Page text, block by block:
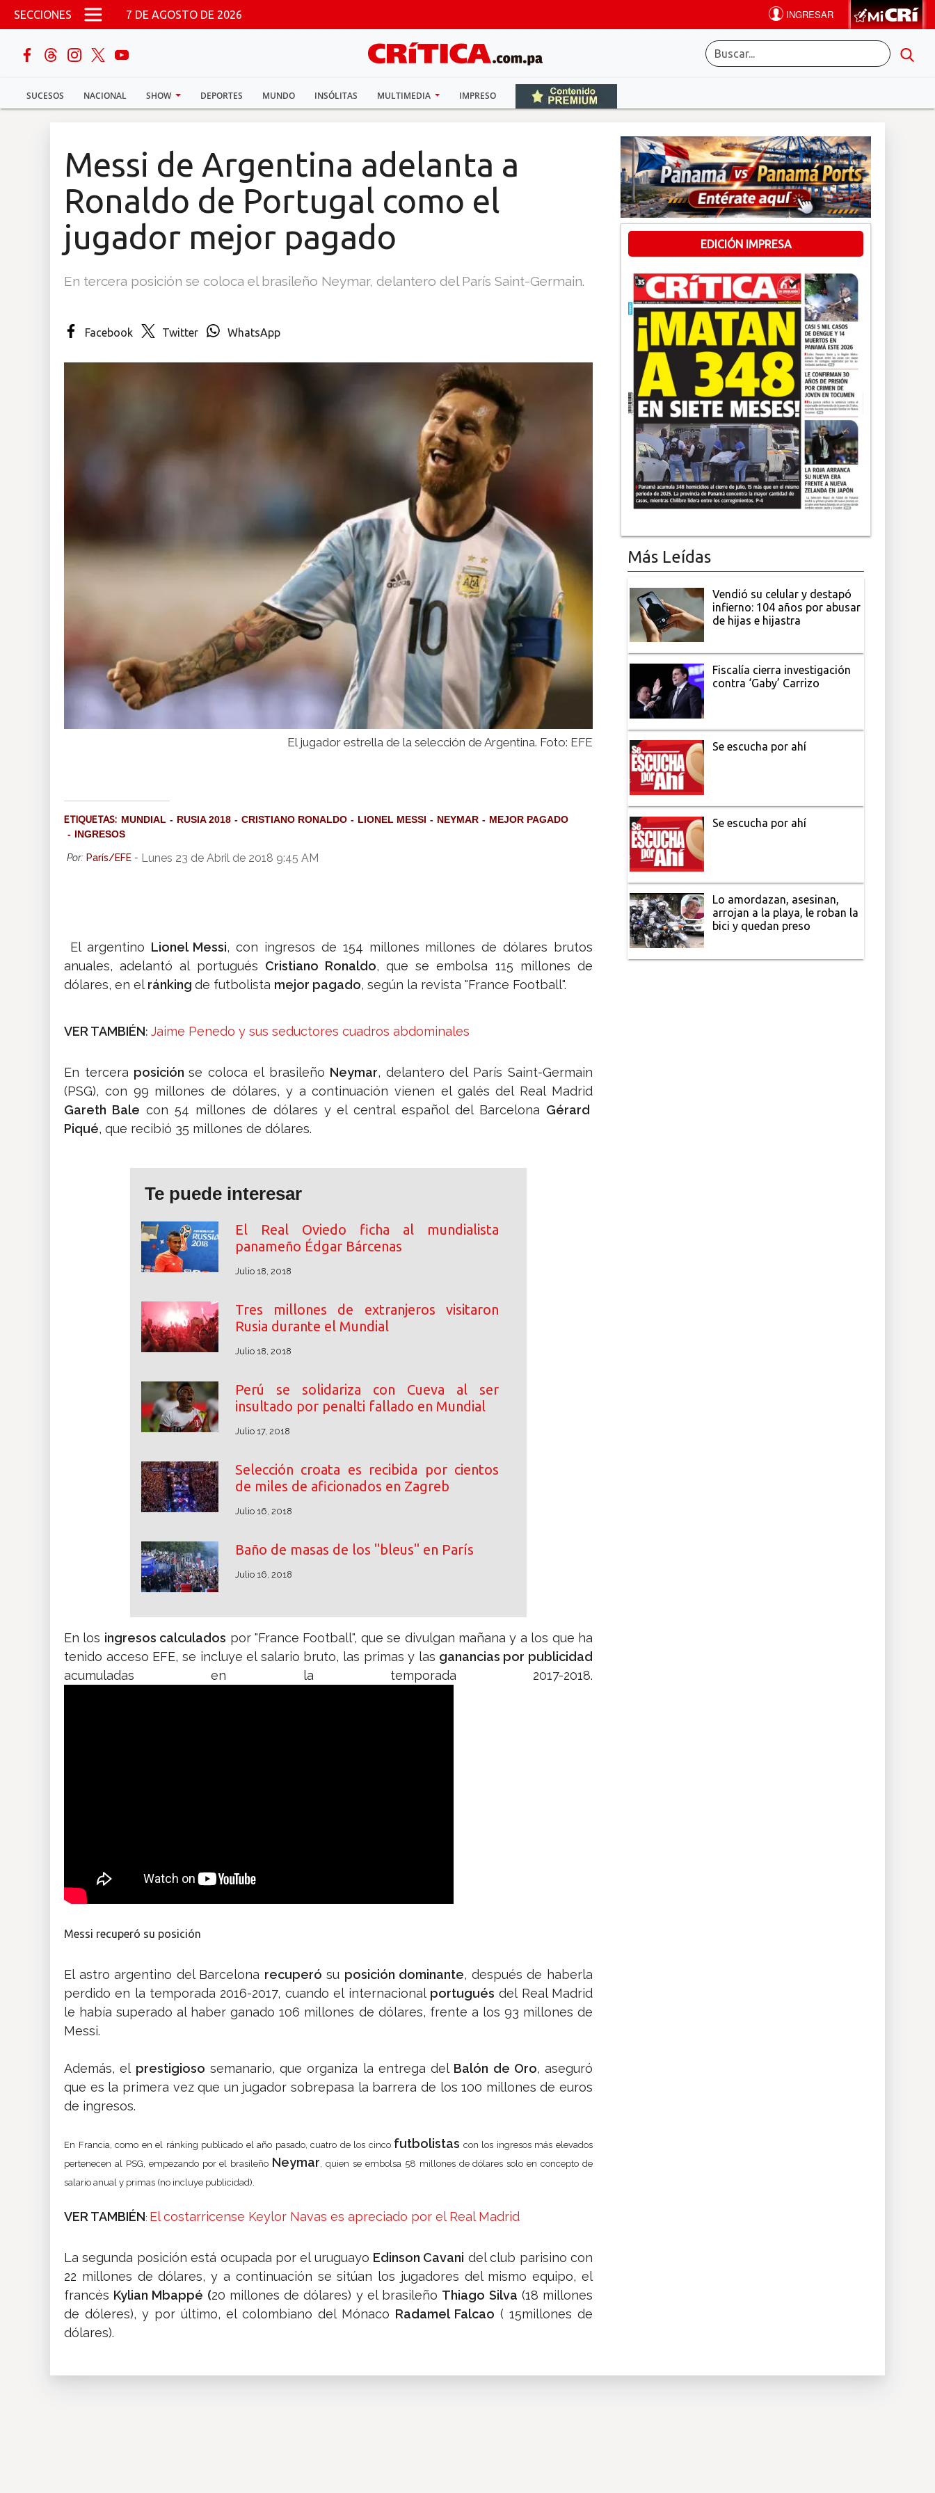
Pasar al contenido principal
SECCIONES 7 DE AGOSTO DE 2026
SUCESOS NACIONAL SHOW DEPORTES MUNDO INSÓLITAS MULTIMEDIA IMPRESO
buscar
Sucesos
Deportes
Messi de Argentina adelanta a
Ronaldo de Portugal como el
jugador mejor pagado
En tercera posición se coloca el brasileño Neymar, delantero del París Saint-Germain.
Facebook Twitter WhatsApp
El jugador estrella de la selección de Argentina. Foto: EFE
ETIQUETAS: MUNDIAL RUSIA 2018 CRISTIANO RONALDO LIONEL MESSI NEYMAR
MEJOR PAGADO
INGRESOS
Por: París/EFE - Lunes 23 de Abril de 2018 9:45 AM
El argentino Lionel Messi, con ingresos de 154 millones millones de dólares brutos
anuales, adelantó al portugués Cristiano Ronaldo, que se embolsa 115 millones de
dólares, en elránking de futbolista mejor pagado, según la revista "France Football".
VER TAMBIÉN: Jaime Penedo y sus seductores cuadros abdominales
En tercera posiciónse coloca el brasileño Neymar, delantero del París Saint-Germain
(PSG), con 99 millones de dólares, y a continuación vienen el galés del Real Madrid
Gareth Bale con 54 millones de dólares y el central español del Barcelona Gérard
Piqué, que recibió 35 millones de dólares.
Te puede interesar
El Real Oviedo ficha al mundialista
panameño Édgar Bárcenas
Julio 18, 2018
Tres millones de extranjeros visitaron
Rusia durante el Mundial
Julio 18, 2018
Perú se solidariza con Cueva al ser
insultado por penalti fallado en Mundial
Julio 17, 2018
Selección croata es recibida por cientos
de miles de aficionados en Zagreb
Julio 16, 2018
Baño de masas de los "bleus" en París
Julio 16, 2018
En los ingresos calculados por "France Football", que se divulgan mañana y a los que ha
tenido acceso EFE, se incluye el salario bruto, las primas y las ganancias por publicidad
acumuladas en la temporada 2017-2018.
Messi recuperó su posición
El astro argentino del Barcelona recuperó su posición dominante, después de haberla
perdido en la temporada 2016-2017, cuando el internacional portugués del Real Madrid
le había superado al haber ganado 106 millones de dólares, frente a los 93 millones de
Messi.
Además, el prestigioso semanario, que organiza la entrega del Balón de Oro, aseguró
que es la primera vez que un jugador sobrepasa la barrera de los 100 millones de euros
de ingresos.
En Francia, como en el ránking publicado el año pasado, cuatro de los cinco futbolistas con los ingresos más elevados
pertenecen al PSG, empezando por el brasileño Neymar , quien se embolsa 58 millones de dólares solo en concepto de
salario anual y primas (no incluye publicidad).
VER TAMBIÉN: El costarricense Keylor Navas es apreciado por el Real Madrid
La segunda posición está ocupada por el uruguayo Edinson Cavani del club parisino con
22 millones de dólares, y a continuación se sitúan los jugadores del mismo equipo, el
francés Kylian Mbappé (20 millones de dólares) y el brasileño Thiago Silva (18 millones
de dóleres), y por último, el colombiano del Mónaco Radamel Falcao ( 15millones de
dólares).
EDICIÓN IMPRESA
Más Leídas
Vendió su celular y destapó
infierno: 104 años por abusar
de hijas e hijastra
Fiscalía cierra investigación
contra ‘Gaby’ Carrizo
Se escucha por ahí
Se escucha por ahí
Lo amordazan, asesinan,
arrojan a la playa, le roban la
bici y quedan preso